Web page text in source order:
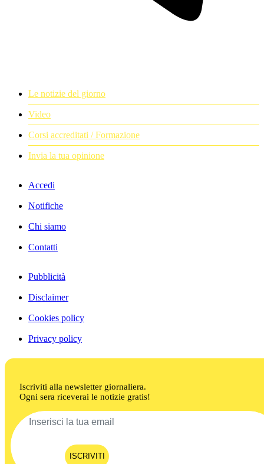
Le notizie del giorno
Video
Corsi accreditati / Formazione
Invia la tua opinione
Accedi
Notifiche
Chi siamo
Contatti
Pubblicità
Disclaimer
Cookies policy
Privacy policy
Iscriviti alla newsletter giornaliera.
Ogni sera riceverai le notizie gratis!
ISCRIVITI